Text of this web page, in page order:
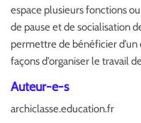
espace plusieurs fonctions
de pause et de socialisation
permettre de bénéficier
façons d’organiser le travail
Auteur-e-s
archiclasse.education.fr